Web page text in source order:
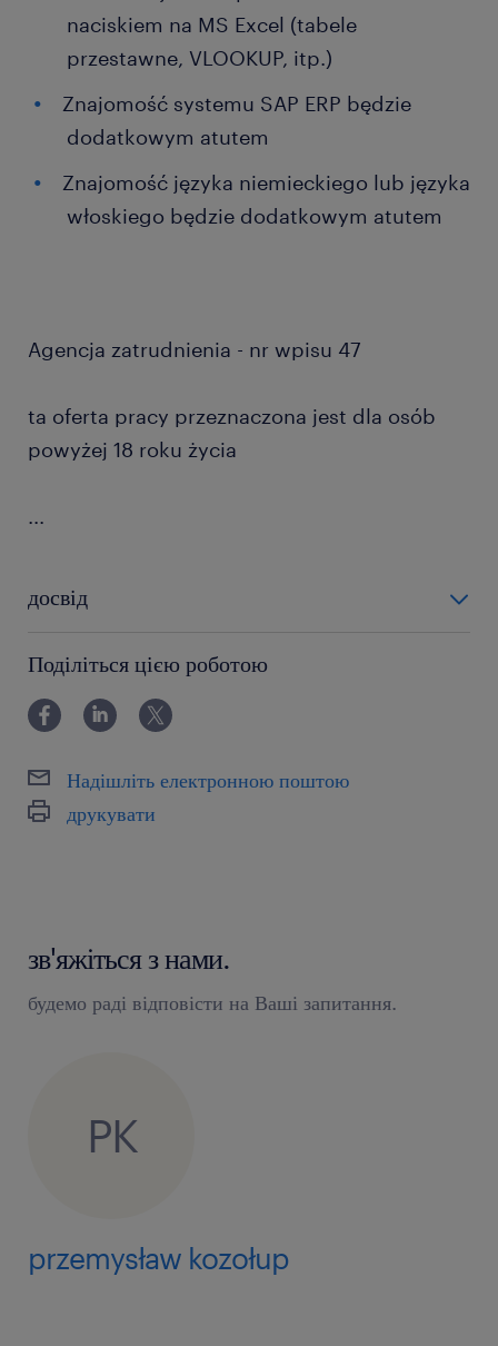
naciskiem na MS Excel (tabele
przestawne, VLOOKUP, itp.)
Znajomość systemu SAP ERP będzie
dodatkowym atutem
Znajomość języka niemieckiego lub języka
włoskiego będzie dodatkowym atutem
Agencja zatrudnienia - nr wpisu 47
ta oferta pracy przeznaczona jest dla osób
powyżej 18 roku życia
...
досвід
Поділіться цією роботою
Надішліть електронною поштою
друкувати
зв'яжіться з нами.
будемо раді відповісти на Ваші запитання.
PK
przemysław kozołup